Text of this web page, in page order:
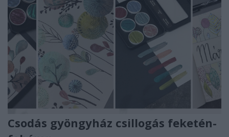
Csodás gyöngyház csillogás feketén-